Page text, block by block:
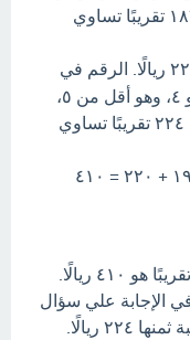
يساوي ٥، لذلك نقرب ٨ إلى ١٠. إذن، ١٨٧ تقريبًا تساوي
سعر الحقيبة هو ٢٢٤ ريالًا. الرقم في
خانة العشرات هو ٢. الرقم الذي يليه هو ٤، وهو أقل من ٥،
لذلك نبقي خانة العشرات كما هي. إذن، ٢٢٤ تقريبًا تساوي
الآن نجمع التقريبين: ١٩٠ + ٢٢٠ = ٤١٠
ريالًا.
الإجابة علي سؤال
اشترت سارة هاتفًا ثمنه ١٨٧ ريالًا وحقيبة ثمنها ٢٢٤ ريالًا.